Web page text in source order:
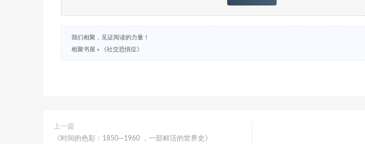
我们相聚，见证阅读的力量！
相聚书屋 » 《社交恐惧症》
上一篇
《时间的色彩：1850—1960 ，一部鲜活的世界史》